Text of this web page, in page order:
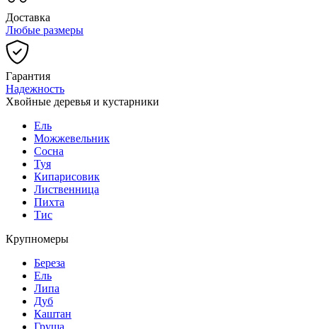
Доставка
Любые размеры
Гарантия
Надежность
Хвойные деревья и кустарники
Ель
Можжевельник
Сосна
Туя
Кипарисовик
Лиственница
Пихта
Тис
Крупномеры
Береза
Ель
Липа
Дуб
Каштан
Груша